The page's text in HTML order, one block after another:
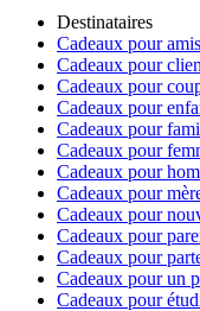
Destinataires
Cadeaux pour amis
Cadeaux pour
Cadeaux pour
Cadeaux pour
Cadeaux pour
Cadeaux pour
Cadeaux pour
Cadeaux pour
Cadeaux pour
Cadeaux pour
Cadeaux pour
Cadeaux pour un
Cadeaux pour